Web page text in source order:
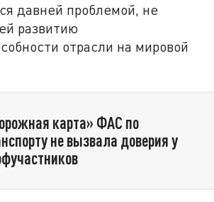
давней проблемой, не
развитию
отрасли на мировой
карта» ФАС по
не вызвала доверия у